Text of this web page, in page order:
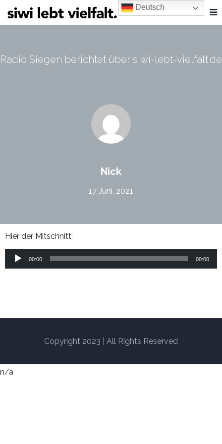
Radio Siegen berichtet über siwi-lebt-vielfalt.de
Nick
17 Juni, 2021
Hier der Mitschnitt:
00:00 00:00
Copyright 2023 | All Rights Reserved
Deutsch
n/a